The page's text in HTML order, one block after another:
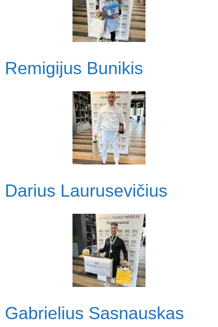
Remigijus Bunikis
Darius Laurusevičius
Gabrielius Sasnauskas